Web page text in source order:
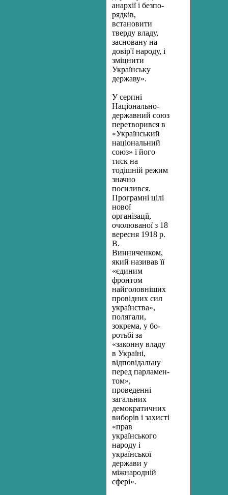
анархії і безпо­
рядків,
встановити
тверду владу,
засновану на
довір'ї народу, і
зміцнити
Українську
державу».
У серпні
Національно-
державний союз
перетворився в
«Ук­раїнський
національний
союз» і його
тиск на
тодішній режим
знач­но
посилився.
Програмні цілі
нової
організації,
очолюваної з 18
ве­ресня 1918 р.
В.
Винниченком,
який називав її
«єдиним
фронтом
найголовніших
провідних сил
українства»,
полягали,
зокрема, у бо­
ротьбі за
«законну владу
в Україні,
відповідальну
перед парламен­
том»,
проведенні
загальних
демократичних
виборів і захисті
«прав
українського
народу і
української
держави у
міжнародній
сфері».